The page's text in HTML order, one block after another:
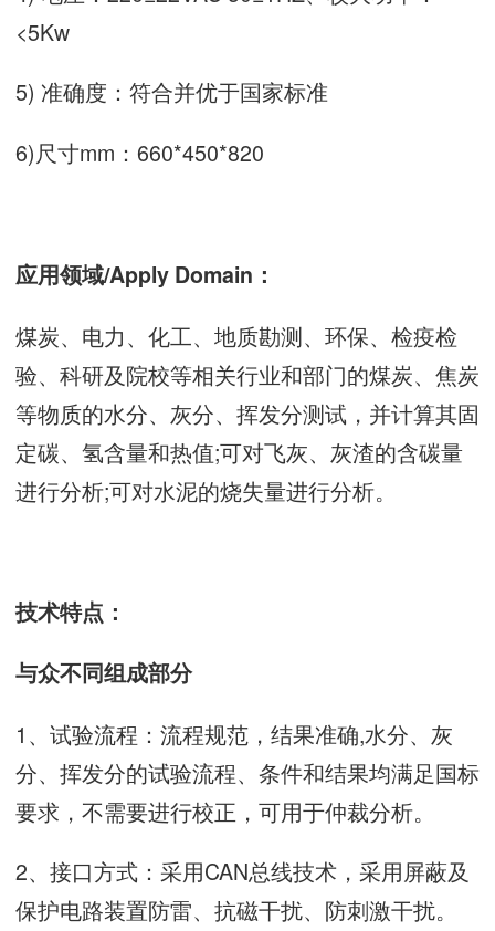
<5Kw
5) 准确度：符合并优于国家标准
6)尺寸mm：660*450*820
应用领域/Apply Domain：
煤炭、电力、化工、地质勘测、环保、检疫检
验、科研及院校等相关行业和部门的煤炭、焦炭
等物质的水分、灰分、挥发分测试，并计算其固
定碳、氢含量和热值;可对飞灰、灰渣的含碳量
进行分析;可对水泥的烧失量进行分析。
技术特点：
与众不同组成部分
1、试验流程：流程规范，结果准确,水分、灰
分、挥发分的试验流程、条件和结果均满足国标
要求，不需要进行校正，可用于仲裁分析。
2、接口方式：采用CAN总线技术，采用屏蔽及
保护电路装置防雷、抗磁干扰、防刺激干扰。